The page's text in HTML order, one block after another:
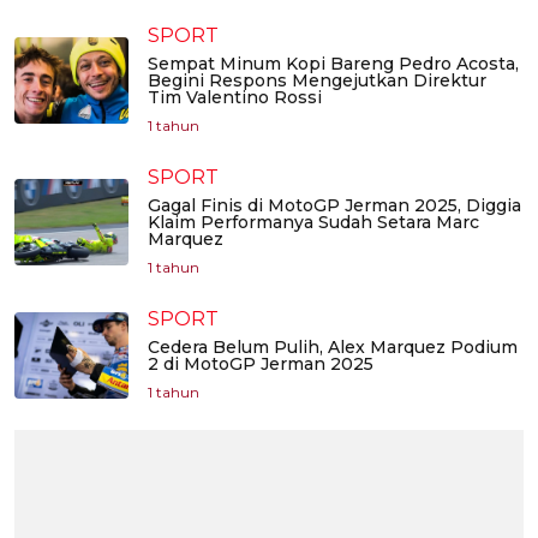
SPORT
Sempat Minum Kopi Bareng Pedro Acosta,
Begini Respons Mengejutkan Direktur
Tim Valentino Rossi
1 tahun
SPORT
Gagal Finis di MotoGP Jerman 2025, Diggia
Klaim Performanya Sudah Setara Marc
Marquez
1 tahun
SPORT
Cedera Belum Pulih, Alex Marquez Podium
2 di MotoGP Jerman 2025
1 tahun